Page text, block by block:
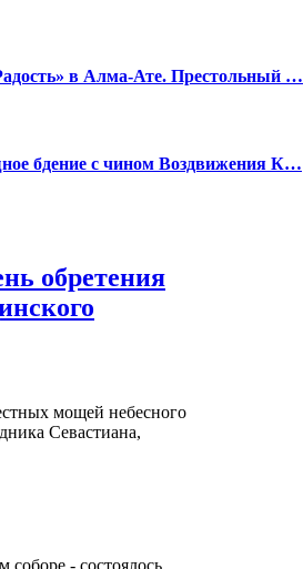
в Алма-Ате. Престольный …
бдение с чином Воздвижения К…
обретения
мощей небесного
Севастиана,
- состоялось